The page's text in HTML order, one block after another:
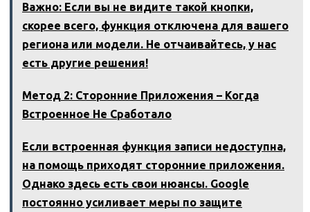
Важно: Если вы не видите такой кнопки,
скорее всего, функция отключена для вашего
региона или модели. Не отчаивайтесь, у нас
есть другие решения!
Метод 2: Сторонние Приложения – Когда
Встроенное Не Сработало
Если встроенная функция записи недоступна,
на помощь приходят сторонние приложения.
Однако здесь есть свои нюансы. Google
постоянно усиливает меры по защите